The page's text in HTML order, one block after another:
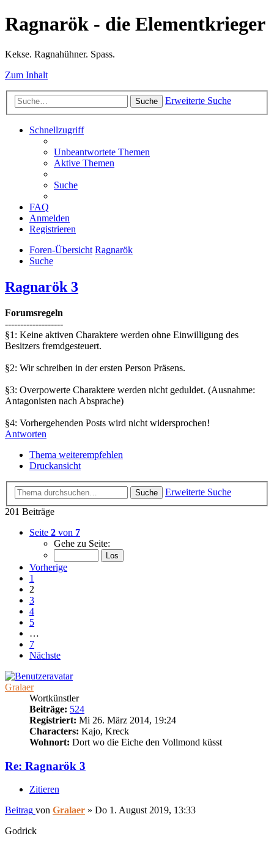
Ragnarök - die Elementkrieger
Kekse. Ragnahühner. Spass.
Zum Inhalt
Suche Erweiterte Suche
Schnellzugriff
Unbeantwortete Themen
Aktive Themen
Suche
FAQ
Anmelden
Registrieren
Foren-Übersicht Ragnarök
Suche
Ragnarök 3
Forumsregeln
-------------------
§1: Keine aktiven Charaktere werden ohne Einwilligung des
Besitzers fremdgesteuert.
§2: Wir schreiben in der ersten Person Präsens.
§3: Overpowerte Charaktere werden nicht geduldet. (Ausnahme:
Antagonisten nach Absprache)
§4: Vorhergehenden Posts wird nicht widersprochen!
Antworten
Thema weiterempfehlen
Druckansicht
Suche
Erweiterte Suche
201 Beiträge
Seite 2 von 7
Gehe zu Seite:
Vorherige
1
2
3
4
5
…
7
Nächste
Gralaer
Wortkünstler
Beiträge: 524
Registriert: Mi 26. März 2014, 19:24
Characters: Kajo, Kreck
Wohnort: Dort wo die Eiche den Vollmond küsst
Re: Ragnarök 3
Zitieren
Beitrag von Gralaer » Do 1. August 2019, 13:33
Godrick